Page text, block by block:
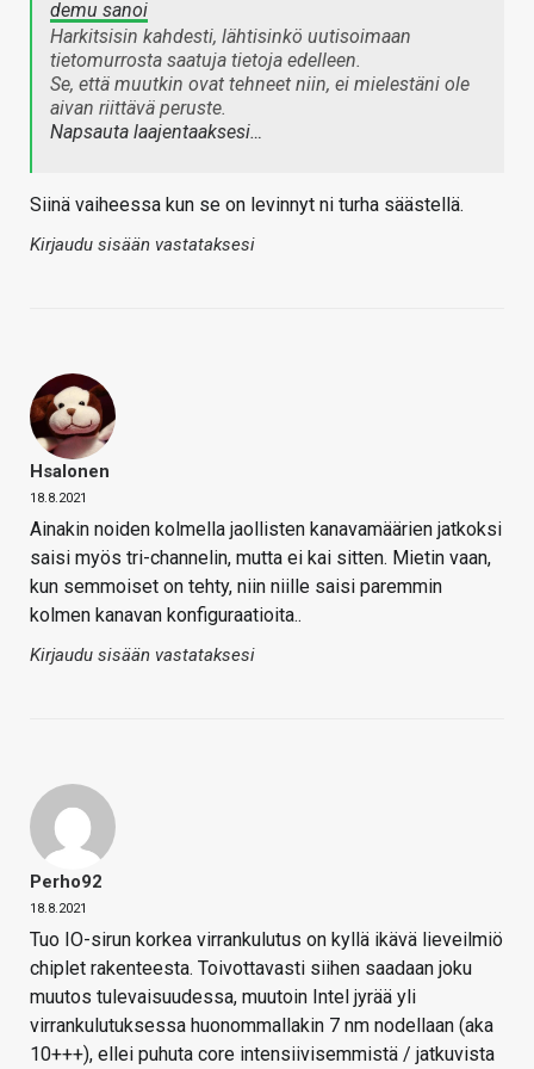
demu sanoi
Harkitsisin kahdesti, lähtisinkö uutisoimaan
tietomurrosta saatuja tietoja edelleen.
Se, että muutkin ovat tehneet niin, ei mielestäni ole
aivan riittävä peruste.
Napsauta laajentaaksesi…
Siinä vaiheessa kun se on levinnyt ni turha säästellä.
Kirjaudu sisään vastataksesi
Hsalonen
18.8.2021
Ainakin noiden kolmella jaollisten kanavamäärien jatkoksi
saisi myös tri-channelin, mutta ei kai sitten. Mietin vaan,
kun semmoiset on tehty, niin niille saisi paremmin
kolmen kanavan konfiguraatioita..
Kirjaudu sisään vastataksesi
Perho92
18.8.2021
Tuo IO-sirun korkea virrankulutus on kyllä ikävä lieveilmiö
chiplet rakenteesta. Toivottavasti siihen saadaan joku
muutos tulevaisuudessa, muutoin Intel jyrää yli
virrankulutuksessa huonommallakin 7 nm nodellaan (aka
10+++), ellei puhuta core intensiivisemmistä / jatkuvista